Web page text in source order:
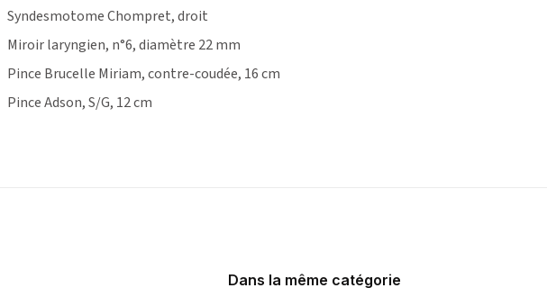
Syndesmotome Chompret, droit
Miroir laryngien, n°6, diamètre 22 mm
Pince Brucelle Miriam, contre-coudée, 16 cm
Pince Adson, S/G, 12 cm
Dans la même catégorie